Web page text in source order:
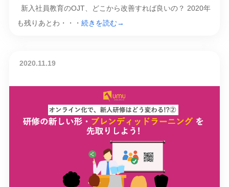
新入社員教育のOJT、どこから改善すれば良いの？ 2020年
も残りあとわ・・・ 続きを読む→
2020.11.19